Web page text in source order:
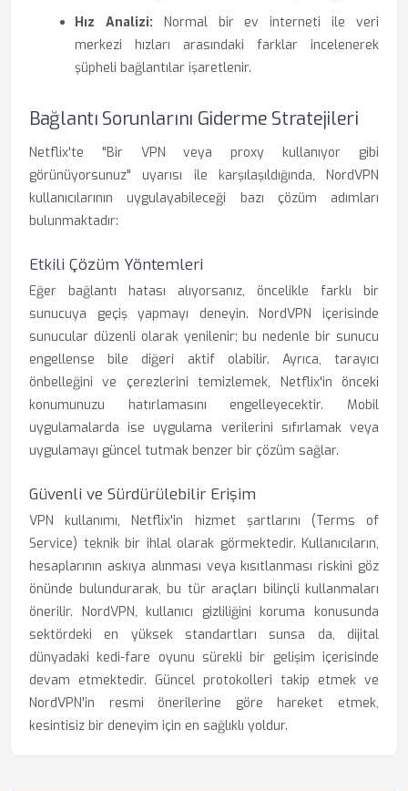
Hız Analizi: Normal bir ev interneti ile veri
merkezi hızları arasındaki farklar incelenerek
şüpheli bağlantılar işaretlenir.
Bağlantı Sorunlarını Giderme Stratejileri
Netflix'te "Bir VPN veya proxy kullanıyor gibi
görünüyorsunuz" uyarısı ile karşılaşıldığında, NordVPN
kullanıcılarının uygulayabileceği bazı çözüm adımları
bulunmaktadır:
Etkili Çözüm Yöntemleri
Eğer bağlantı hatası alıyorsanız, öncelikle farklı bir
sunucuya geçiş yapmayı deneyin. NordVPN içerisinde
sunucular düzenli olarak yenilenir; bu nedenle bir sunucu
engellense bile diğeri aktif olabilir. Ayrıca, tarayıcı
önbelleğini ve çerezlerini temizlemek, Netflix'in önceki
konumunuzu hatırlamasını engelleyecektir. Mobil
uygulamalarda ise uygulama verilerini sıfırlamak veya
uygulamayı güncel tutmak benzer bir çözüm sağlar.
Güvenli ve Sürdürülebilir Erişim
VPN kullanımı, Netflix'in hizmet şartlarını (Terms of
Service) teknik bir ihlal olarak görmektedir. Kullanıcıların,
hesaplarının askıya alınması veya kısıtlanması riskini göz
önünde bulundurarak, bu tür araçları bilinçli kullanmaları
önerilir. NordVPN, kullanıcı gizliliğini koruma konusunda
sektördeki en yüksek standartları sunsa da, dijital
dünyadaki kedi-fare oyunu sürekli bir gelişim içerisinde
devam etmektedir. Güncel protokolleri takip etmek ve
NordVPN'in resmi önerilerine göre hareket etmek,
kesintisiz bir deneyim için en sağlıklı yoldur.